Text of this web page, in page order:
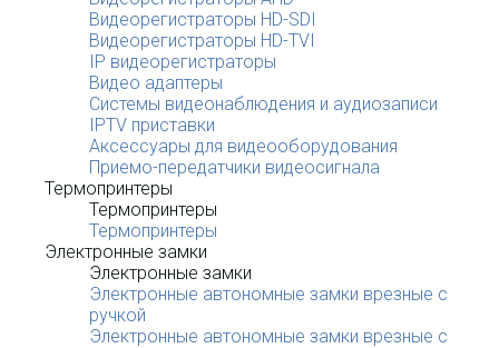
Видеорегистраторы HD-SDI
Видеорегистраторы HD-TVI
IP видеорегистраторы
Видео адаптеры
Системы видеонаблюдения и аудиозаписи
IPTV приставки
Аксессуары для видеооборудования
Приемо-передатчики видеосигнала
Термопринтеры
Термопринтеры
Термопринтеры
Электронные замки
Электронные замки
Электронные автономные замки врезные с
ручкой
Электронные автономные замки врезные с